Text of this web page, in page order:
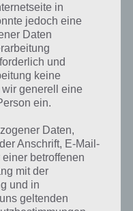
FÜR
IPAD
in
jedoch eine
Daten
und
keine
generell eine
ein.
Daten,
Anschrift, E-Mail-
betroffenen
mit der
und in
geltenden